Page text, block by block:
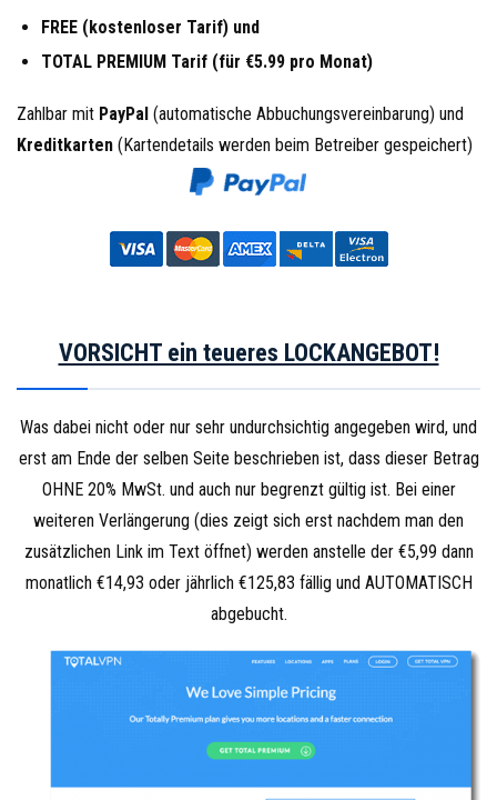
FREE (kostenloser Tarif) und
TOTAL PREMIUM Tarif (für €5.99 pro Monat)
Zahlbar mit PayPal (automatische Abbuchungsvereinbarung) und
Kreditkarten (Kartendetails werden beim Betreiber gespeichert)
VORSICHT ein teueres LOCKANGEBOT!
Was dabei nicht oder nur sehr undurchsichtig angegeben wird, und
erst am Ende der selben Seite beschrieben ist, dass dieser Betrag
OHNE 20% MwSt. und auch nur begrenzt gültig ist. Bei einer
weiteren Verlängerung (dies zeigt sich erst nachdem man den
zusätzlichen Link im Text öffnet) werden anstelle der €5,99 dann
monatlich €14,93 oder jährlich €125,83 fällig und AUTOMATISCH
abgebucht.